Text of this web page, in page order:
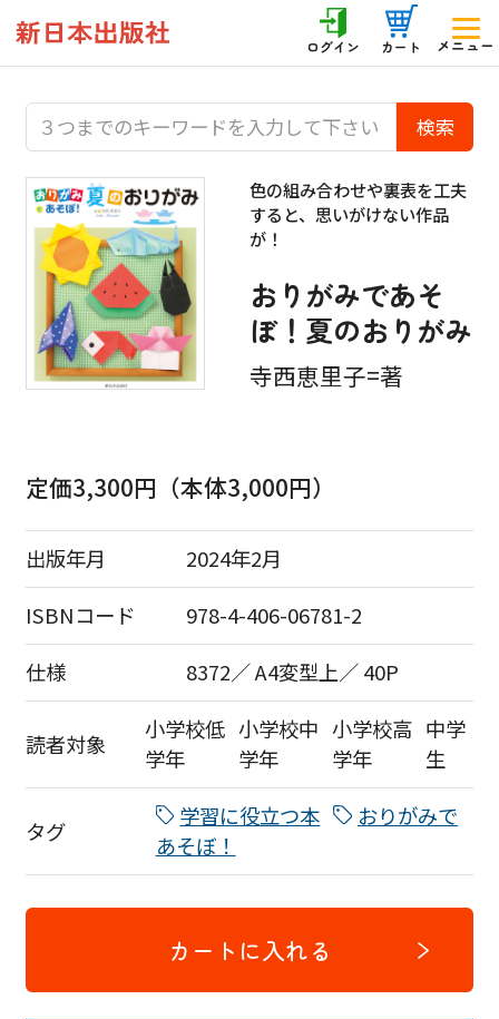
ログイン カート メニュー
色の組み合わせや裏表を工夫
すると、思いがけない作品
が！
おりがみであそ
ぼ！夏のおりがみ
寺西恵里子=著
定価3,300円（本体3,000円）
出版年月
2024年2月
ISBNコード
978-4-406-06781-2
仕様
8372／ A4変型上／ 40P
読者対象
小学校低
学年
小学校中
学年
小学校高
学年
中学
生
タグ
学習に役立つ本
おりがみで
あそぼ！
カートに入れる